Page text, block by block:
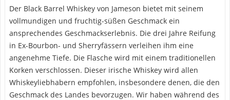
Der Black Barrel Whiskey von Jameson bietet mit seinem
vollmundigen und fruchtig-süßen Geschmack ein
ansprechendes Geschmackserlebnis. Die drei Jahre Reifung
in Ex-Bourbon- und Sherryfässern verleihen ihm eine
angenehme Tiefe. Die Flasche wird mit einem traditionellen
Korken verschlossen. Dieser irische Whiskey wird allen
Whiskeyliebhabern empfohlen, insbesondere denen, die den
Geschmack des Landes bevorzugen. Wir haben während des